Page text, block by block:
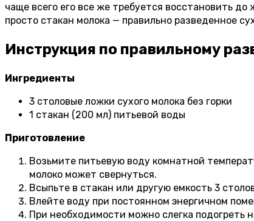
чаще всего его все же требуется восстановить
просто стакан молока — правильно разведенное
Инструкция по правильному
Ингредиенты
3 столовые ложки сухого молока без горки
1 стакан (200 мл) питьевой воды
Приготовление
Возьмите питьевую воду комнатной
молоко может свернуться.
Всыпьте в стакан или другую емкость 3
Влейте воду при постоянном энергичном
При необходимости можно слегка подогреть